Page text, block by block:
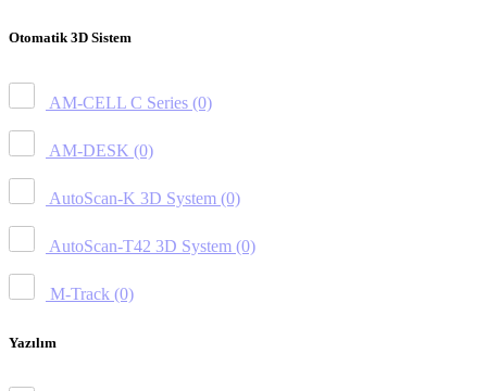
Otomatik 3D Sistem
AM-CELL C Series (0)
AM-DESK (0)
AutoScan-K 3D System (0)
AutoScan-T42 3D System (0)
M-Track (0)
Yazılım